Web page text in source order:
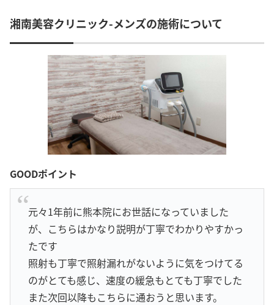
湘南美容クリニック-メンズの施術について
GOODポイント
元々1年前に熊本院にお世話になっていました
が、こちらはかなり説明が丁寧でわかりやすかっ
たです
照射も丁寧で照射漏れがないように気をつけてる
のがとても感じ、速度の緩急もとても丁寧でした
また次回以降もこちらに通おうと思います。